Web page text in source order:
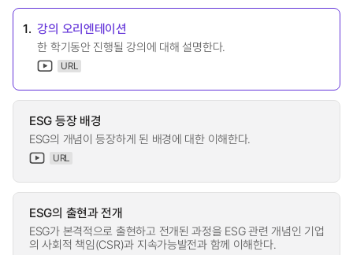
1. 강의 오리엔테이션
한 학기동안 진행될 강의에 대해 설명한다.
URL
ESG 등장 배경
ESG의 개념이 등장하게 된 배경에 대한 이해한다.
URL
ESG의 출현과 전개
ESG가 본격적으로 출현하고 전개된 과정을 ESG 관련 개념인 기업
의 사회적 책임(CSR)과 지속가능발전과 함께 이해한다.